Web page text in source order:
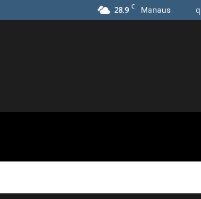
28.9 C Manaus